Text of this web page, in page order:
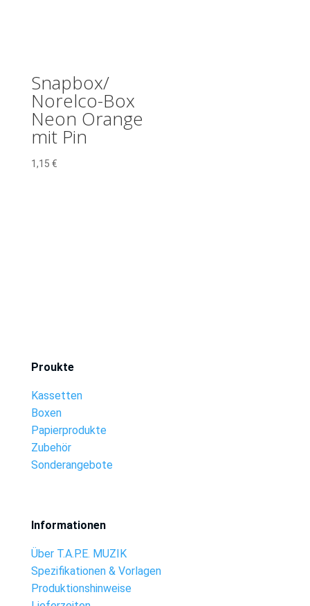
Snapbox/
Norelco-Box
Neon Orange
mit Pin
1,15 €
Proukte
Kassetten
Boxen
Papierprodukte
Zubehör
Sonderangebote
Informationen
Über T.A.P.E. MUZIK
Spezifikationen & Vorlagen
Produktionshinweise